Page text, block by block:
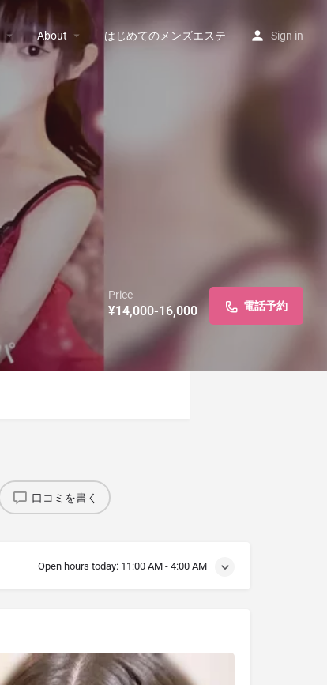
About はじめてのメンズエステ Sign in
Price
¥14,000-16,000 電話予約
口コミを書く
Open hours today: 11:00 AM - 4:00 AM